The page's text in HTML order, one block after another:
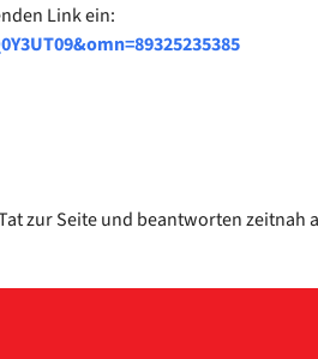
Link ein:
zur Sei­te und beant­wor­ten zeit­nah